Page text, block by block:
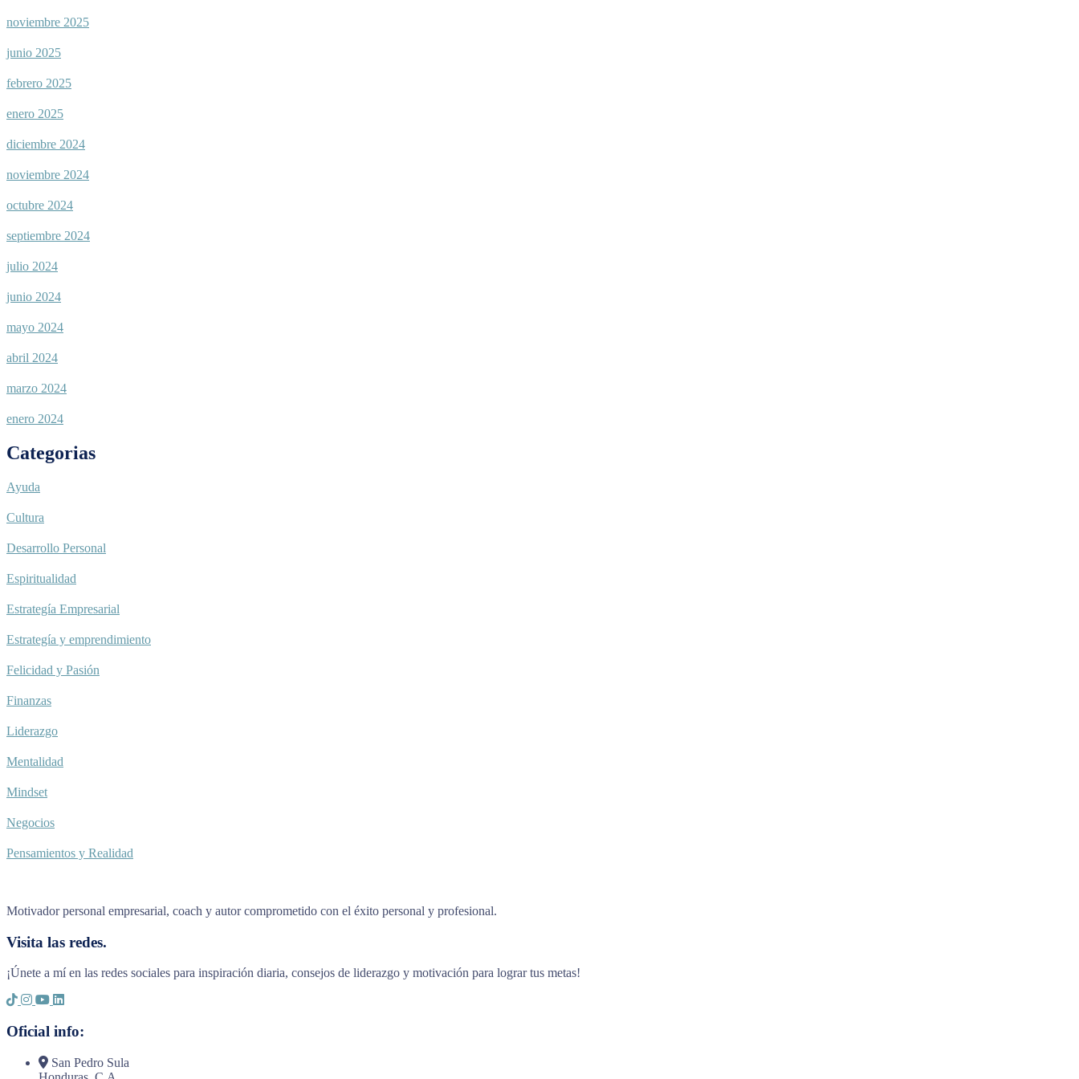
noviembre 2025
junio 2025
febrero 2025
enero 2025
diciembre 2024
noviembre 2024
octubre 2024
septiembre 2024
julio 2024
junio 2024
mayo 2024
abril 2024
marzo 2024
enero 2024
Categorias
Ayuda
Cultura
Desarrollo Personal
Espiritualidad
Estrategía Empresarial
Estrategía y emprendimiento
Felicidad y Pasión
Finanzas
Liderazgo
Mentalidad
Mindset
Negocios
Pensamientos y Realidad
Motivador personal empresarial, coach y autor comprometido con el éxito personal y profesional.
Visita las redes.
¡Únete a mí en las redes sociales para inspiración diaria, consejos de liderazgo y motivación para lograr tus metas!
Oficial info:
San Pedro Sula